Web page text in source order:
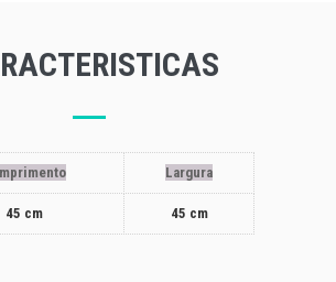
Largura
45 cm 45 cm